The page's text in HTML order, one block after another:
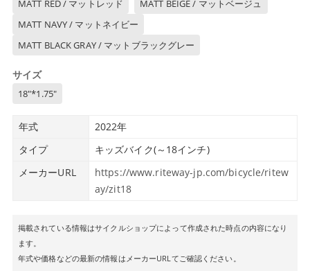
MATT RED / マットレッド
MATT BEIGE / マットベージュ
MATT NAVY / マットネイビー
MATT BLACK GRAY / マットブラックグレー
サイズ
18″*1.75″
年式
2022年
タイプ
キッズバイク(～18インチ)
メーカーURL
https://www.riteway-jp.com/bicycle/ritew
ay/zit18
掲載されている情報はサイクルショップによって作成された時点の内容になり
ます。
年式や価格などの最新の情報はメーカーURLてご確認ください。